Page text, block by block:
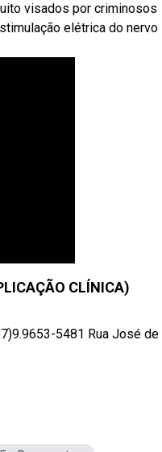
visados por criminosos
elétrica do nervo
CLÍNICA)
5481 Rua José de